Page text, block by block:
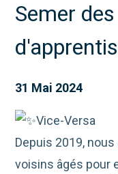
Semer
31 Mai 2024
Vice-Versa
Depuis 2019,
voisins âgés pour